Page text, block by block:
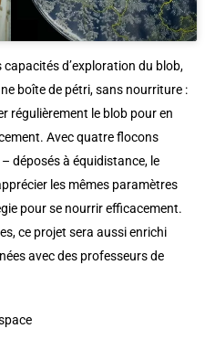
d’exploration du blob,
boîte de pétri, sans nourriture :
régulièrement le blob pour en
Avec quatre flocons
– déposés à équidistance, le
les mêmes paramètres
pour se nourrir efficacement.
ce projet sera aussi enrichi
avec des professeurs de